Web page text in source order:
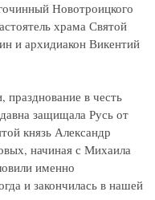
Новотроицкого
храма Святой
и архидиакон Викентий
в честь
защищала Русь от
князь Александр
начиная с Михаила
именно
и закончилась в нашей